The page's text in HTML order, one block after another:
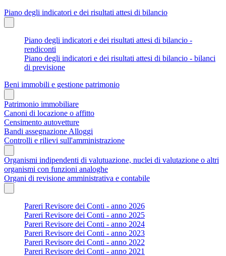
Piano degli indicatori e dei risultati attesi di bilancio
Piano degli indicatori e dei risultati attesi di bilancio -
rendiconti
Piano degli indicatori e dei risultati attesi di bilancio - bilanci
di previsione
Beni immobili e gestione patrimonio
Patrimonio immobiliare
Canoni di locazione o affitto
Censimento autovetture
Bandi assegnazione Alloggi
Controlli e rilievi sull'amministrazione
Organismi indipendenti di valutuazione, nuclei di valutazione o altri
organismi con funzioni analoghe
Organi di revisione amministrativa e contabile
Pareri Revisore dei Conti - anno 2026
Pareri Revisore dei Conti - anno 2025
Pareri Revisore dei Conti - anno 2024
Pareri Revisore dei Conti - anno 2023
Pareri Revisore dei Conti - anno 2022
Pareri Revisore dei Conti - anno 2021